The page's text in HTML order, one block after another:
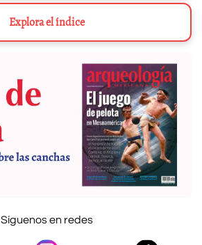
Explora el índice
Síguenos en redes